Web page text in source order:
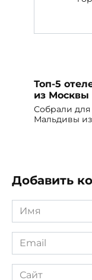
Топ-5
из Москвы
Собрали для
Мальдивы из
Добавить
Имя
Email
Сайт